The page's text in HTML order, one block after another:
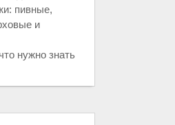
пивные,
и
нужно знать